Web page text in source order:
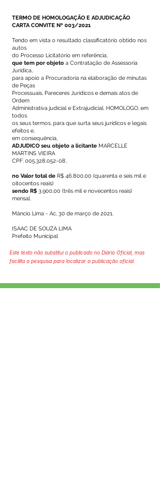
TERMO DE HOMOLOGAÇÃO E ADJUDICAÇÃO
CARTA CONVITE Nº 003/2021
Tendo em vista o resultado classificatório obtido nos
autos
do Processo Licitatório em referência,
que tem por objeto a Contratação de Assessoria
Jurídica,
para apoio a Procuradoria na elaboração de minutas
de Peças
Processuais, Pareceres Jurídicos e demais atos de
Ordem
Administrativa judicial e Extrajudicial. HOMOLOGO, em
todos
os seus termos, para que surta seus jurídicos e legais
efeitos e,
em consequência,
ADJUDICO seu objeto a licitante MARCELLE
MARTINS VIEIRA
CPF: 005.328.052-08,
no Valor total de R$ 46.800,00 (quarenta e seis mil e
oitocentos reais)
sendo R$ 3.900,00 (três mil e novecentos reais)
mensal.
Mâncio Lima - Ac, 30 de março de 2021.
ISAAC DE SOUZA LIMA
Prefeito Municipal
Este texto não substitui o publicado no Diário Oficial, mas
facilita a pesquisa para localizar a publicação oficial.